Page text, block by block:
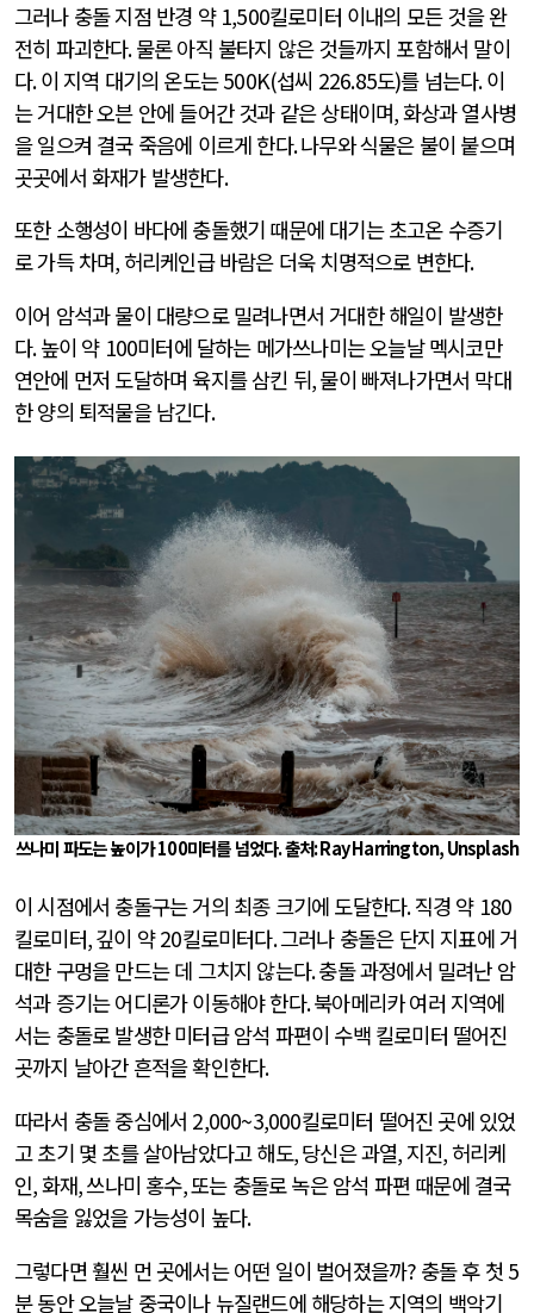
그러나 충돌 지점 반경 약 1,500킬로미터 이내의 모든 것을 완
전히 파괴한다.물론 아직 불타지 않은 것들까지 포함해서 말이
다.이 지역 대기의 온도는500K(섭씨 226.85도)를 넘는다.이
는 거대한 오븐 안에 들어간 것과 같은 상태이며,화상과 열사병
을 일으켜 결국 죽음에 이르게 한다.나무와 식물은 불이 붙으며
곳곳에서 화재가 발생한다.
또한 소행성이 바다에 충돌했기 때문에 대기는 초고온 수증기
로 가득 차며,허리케인급 바람은 더욱 치명적으로 변한다.
이어 암석과 물이 대량으로 밀려나면서 거대한 해일이 발생한
다.높이 약 100미터에 달하는 메가쓰나미는 오늘날 멕시코만
연안에 먼저 도달하며 육지를 삼킨 뒤,물이 빠져나가면서 막대
한 양의 퇴적물을 남긴다.
쓰나미 파도는 높이가100미터를 넘었다.출처: Ray Harrington, Unsplash
이 시점에서 충돌구는 거의 최종 크기에 도달한다.직경 약 180
킬로미터,깊이 약20킬로미터다.그러나 충돌은 단지 지표에 거
대한 구멍을 만드는 데 그치지 않는다.충돌 과정에서 밀려난 암
석과 증기는 어디론가 이동해야 한다.북아메리카 여러 지역에
서는 충돌로 발생한 미터급 암석 파편이 수백 킬로미터 떨어진
곳까지 날아간 흔적을 확인한다.
따라서 충돌 중심에서 2,000~3,000킬로미터 떨어진 곳에 있었
고 초기 몇 초를 살아남았다고 해도,당신은 과열, 지진,허리케
인,화재,쓰나미 홍수,또는 충돌로 녹은 암석 파편 때문에 결국
목숨을 잃었을 가능성이 높다.
그렇다면 훨씬 먼 곳에서는 어떤 일이 벌어졌을까? 충돌 후 첫 5
분 동안 오늘날 중국이나 뉴질랜드에 해당하는 지역의 백악기